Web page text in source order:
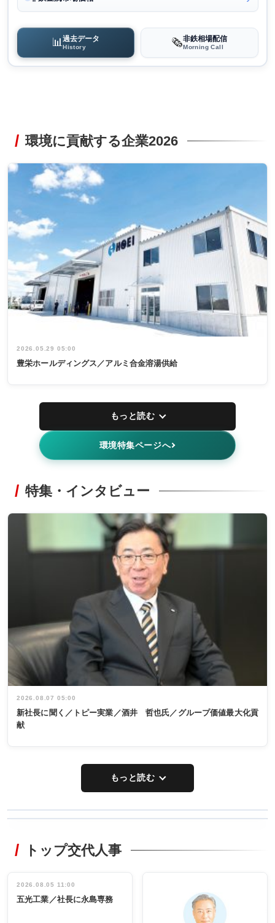
📊過去データ
History 🗞️非鉄相場配信
Morning Call
環境に貢献する企業2026
2026.05.29 05:00
豊栄ホールディングス／アルミ合金溶湯供給
もっと読む
環境特集ページへ
特集・インタビュー
2026.08.07 05:00
新社長に聞く／トピー実業／酒井 哲也氏／グループ価値最大化貢
献
もっと読む
非鉄業界で
インタビュ
ー／社内ア
タックトレー
祝う 業界関
係者ら220人
出席
トップ交代人事
2026.08.05 11:00
五光工業／社長に永島専務